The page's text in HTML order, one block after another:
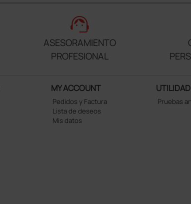
support_agent
ASESORAMIENTO
PROFESIONAL
MY ACCOUNT
Pedidos y Factura
Lista de deseos
Mis datos
UTILIDAD
Pruebas